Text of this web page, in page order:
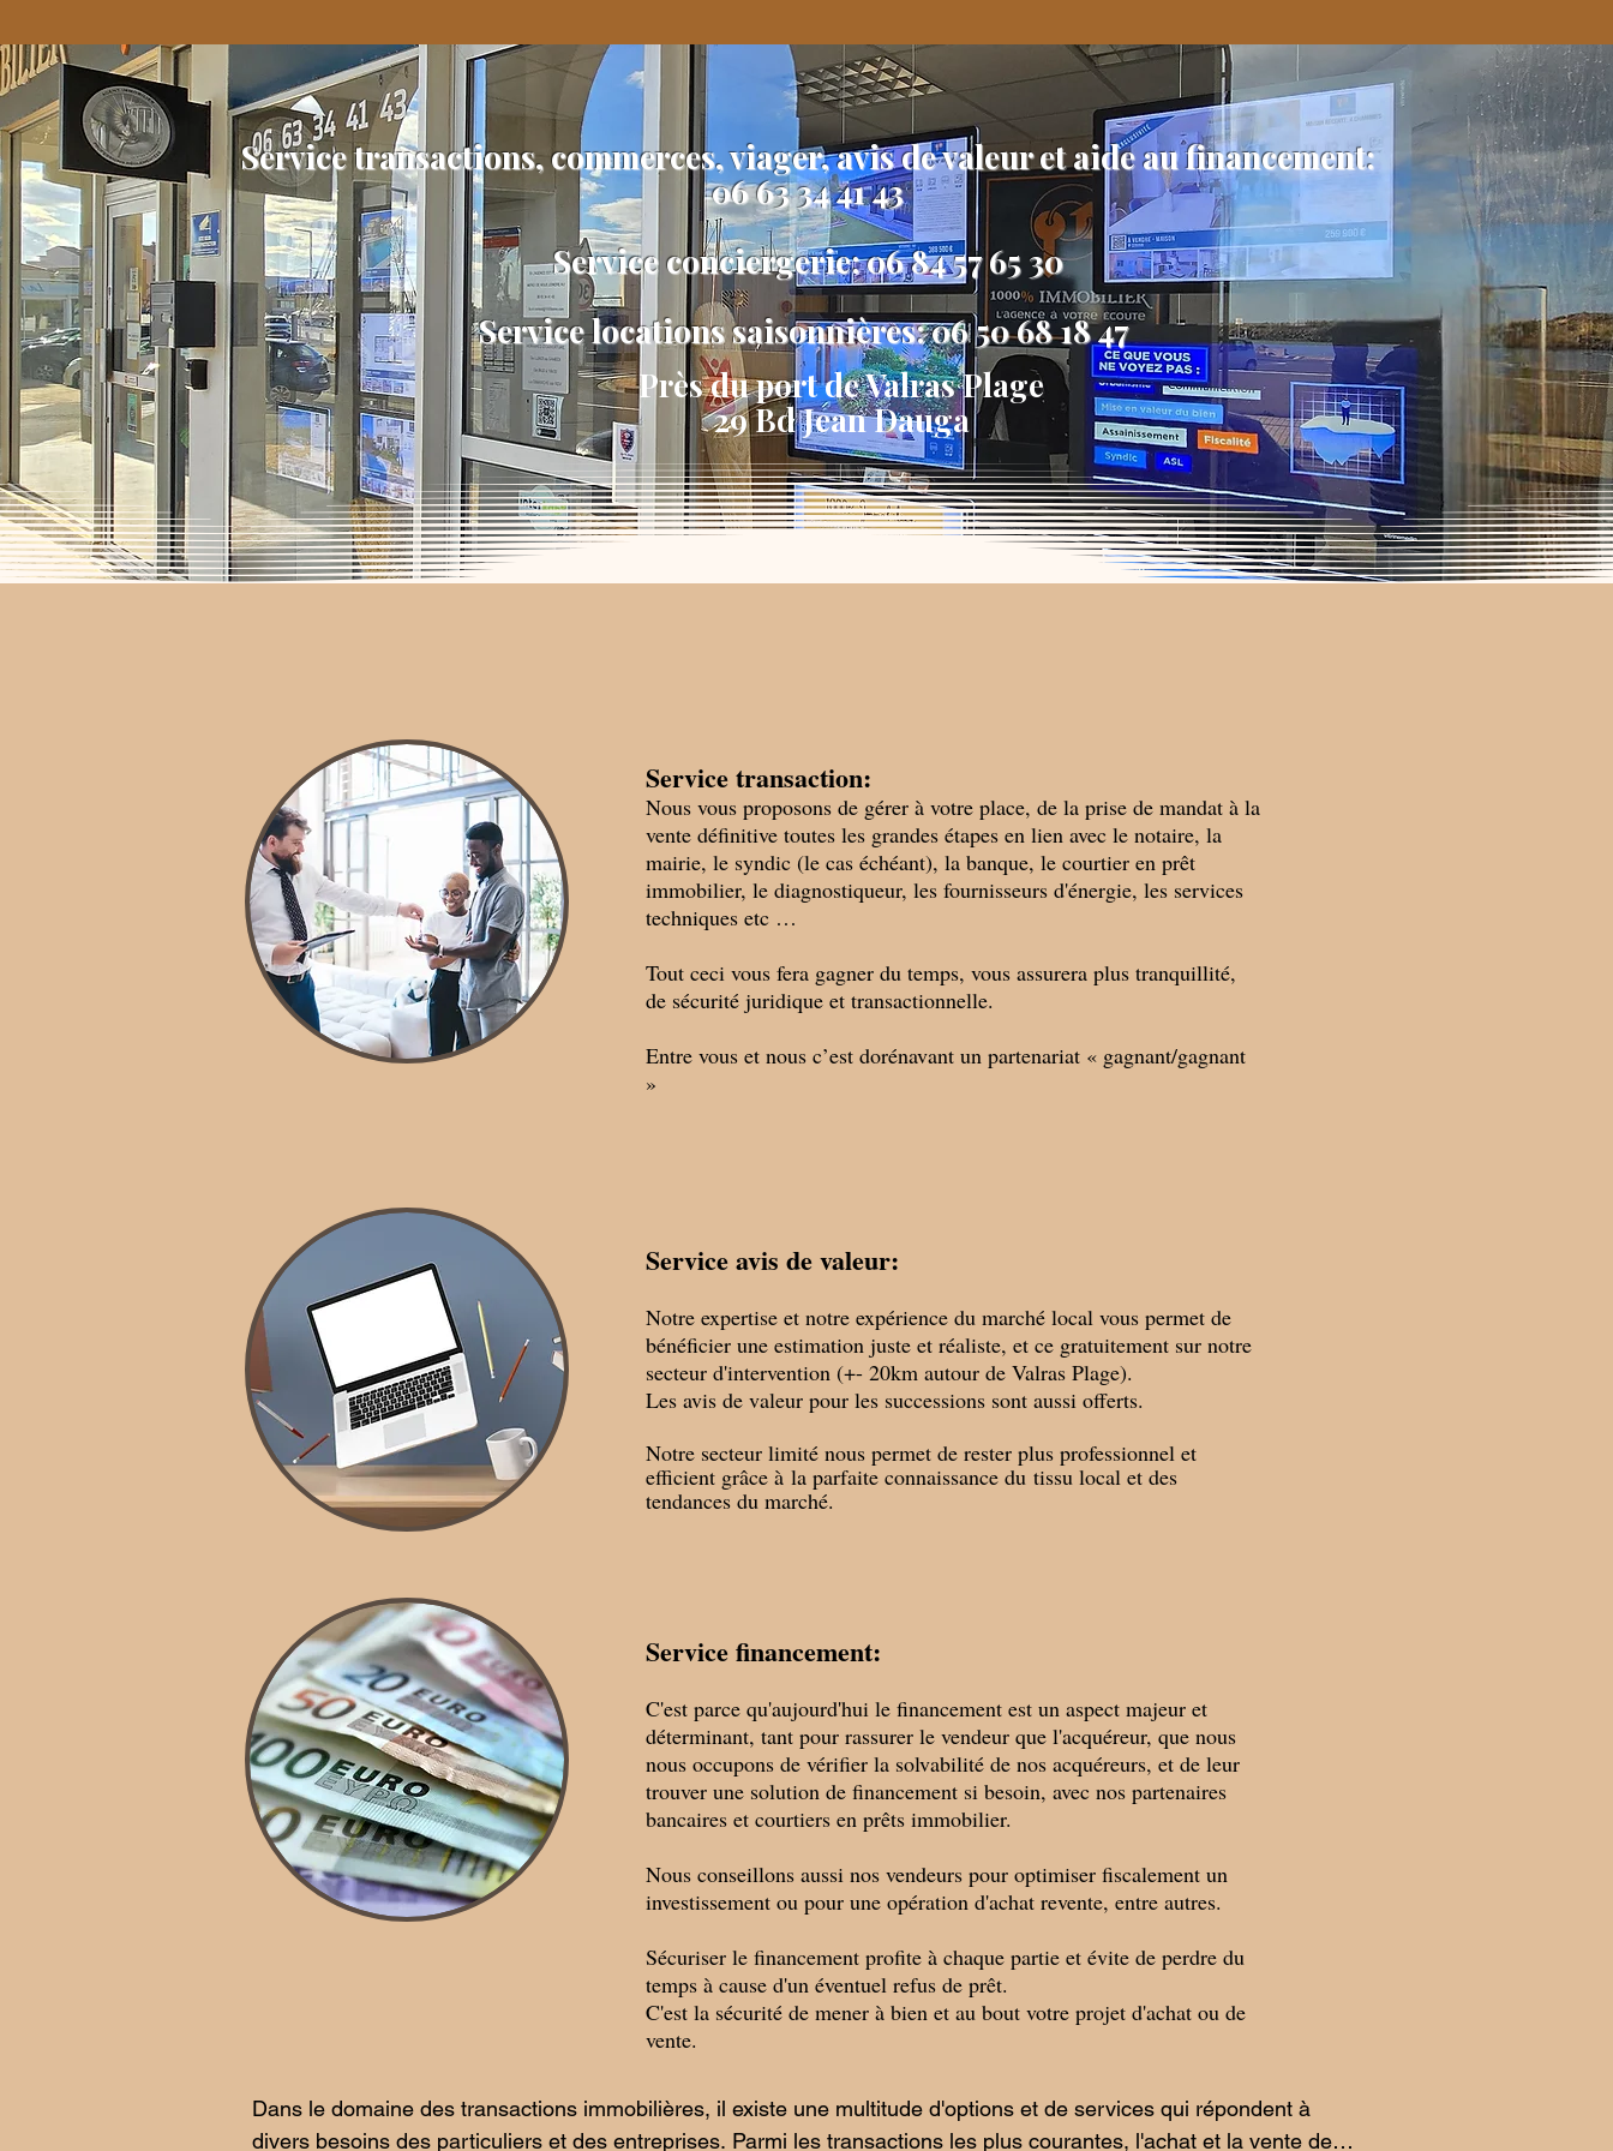
Service transactions, commerces, viager, avis de valeur et aide au financement:
06 63 34 41 43
Service conciergerie: 06 84 57 65 30
Service locations saisonnières: 06 50 68 18 47
Près du port de Valras Plage
29 Bd Jean Dauga
Service transaction:
​Nous vous proposons de gérer à votre place, de la prise de mandat à la
vente définitive toutes les grandes étapes en lien avec le notaire, la
mairie, le syndic (le cas échéant), la banque, le courtier en prêt
immobilier, le diagnostiqueur, les fournisseurs d'énergie, les services
techniques etc …
Tout ceci vous fera gagner du temps, vous assurera plus tranquillité,
de sécurité juridique et transactionnelle.
Entre vous et nous c’est dorénavant un partenariat « gagnant/gagnant
»
Service avis de valeur:
Notre expertise et notre expérience du marché local vous permet de
bénéficier une estimation juste et réaliste, et ce gratuitement sur notre
secteur d'intervention (+- 20km autour de Valras Plage).
Les avis de valeur pour les successions sont aussi offerts.
Notre secteur limité nous permet de rester plus professionnel et
efficient grâce à la parfaite connaissance du tissu local et des
tendances du marché.
Service financement:
C'est parce qu'aujourd'hui le financement est un aspect majeur et
déterminant, tant pour rassurer le vendeur que l'acquéreur, que nous
nous occupons de vérifier la solvabilité de nos acquéreurs, et de leur
trouver une solution de financement si besoin, avec nos partenaires
bancaires et courtiers en prêts immobilier.
Nous conseillons aussi nos vendeurs pour optimiser fiscalement un
investissement ou pour une opération d'achat revente, entre autres.
Sécuriser le financement profite à chaque partie et évite de perdre du
temps à cause d'un éventuel refus de prêt.
C'est la sécurité de mener à bien et au bout votre projet d'achat ou de
vente.
Dans le domaine des transactions immobilières, il existe une multitude d'options et de services qui répondent à
divers besoins des particuliers et des entreprises. Parmi les transactions les plus courantes, l'achat et la vente de